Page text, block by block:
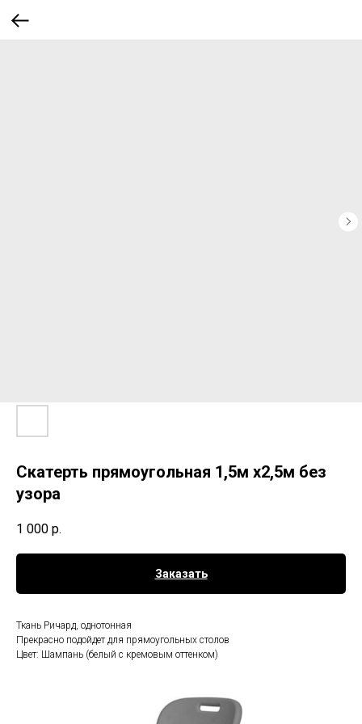
Скатерть прямоугольная 1,5м х2,5м без
узора
1 000 р.
Заказать
Ткань Ричард, однотонная
Прекрасно подойдет для прямоугольных столов
Цвет: Шампань (белый с кремовым оттенком)